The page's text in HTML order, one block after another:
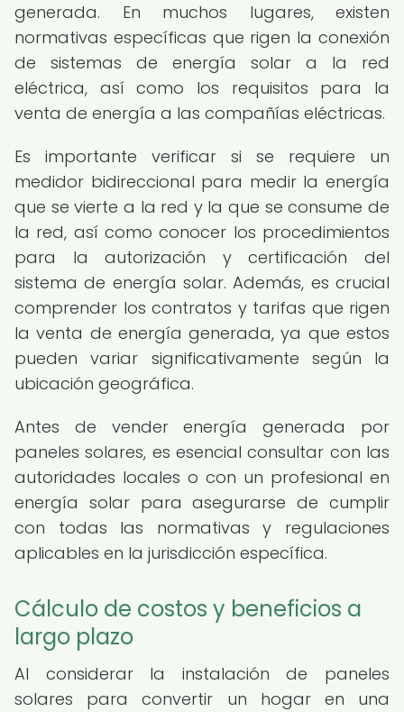
generada. En muchos lugares, existen
normativas específicas que rigen la conexión
de sistemas de energía solar a la red
eléctrica, así como los requisitos para la
venta de energía a las compañías eléctricas.
Es importante verificar si se requiere un
medidor bidireccional para medir la energía
que se vierte a la red y la que se consume de
la red, así como conocer los procedimientos
para la autorización y certificación del
sistema de energía solar. Además, es crucial
comprender los contratos y tarifas que rigen
la venta de energía generada, ya que estos
pueden variar significativamente según la
ubicación geográfica.
Antes de vender energía generada por
paneles solares, es esencial consultar con las
autoridades locales o con un profesional en
energía solar para asegurarse de cumplir
con todas las normativas y regulaciones
aplicables en la jurisdicción específica.
Cálculo de costos y beneficios a
largo plazo
Al considerar la instalación de paneles
solares para convertir un hogar en una